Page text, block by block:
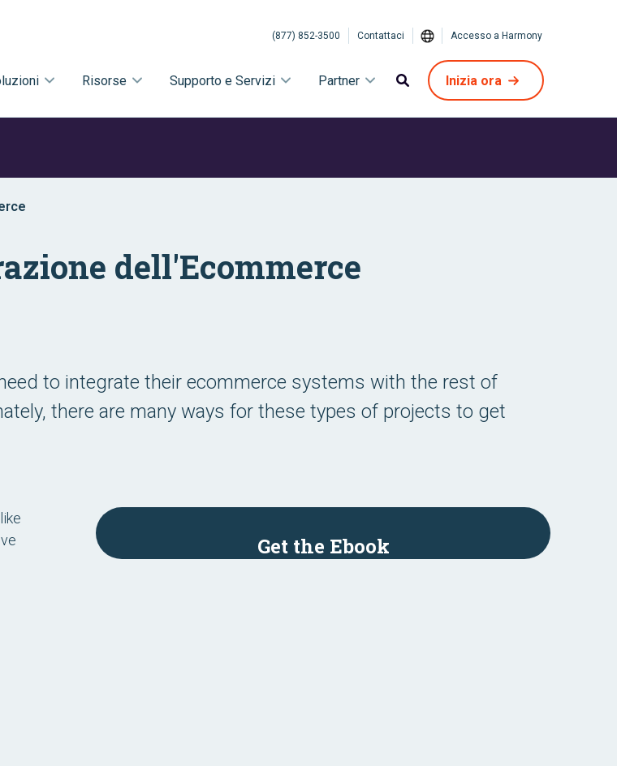
(877) 852-3500 Contattaci Accesso a Harmony
Risorse Supporto e Servizi Partner Inizia ora
dell'Ecommerce
to integrate their ecommerce systems with the rest of
there are many ways for these types of projects to get
Get the Ebook